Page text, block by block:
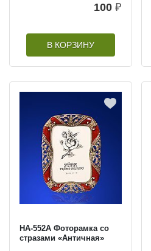
100 ₽
В КОРЗИНУ
HА-552А Фоторамка со
стразами «Античная»